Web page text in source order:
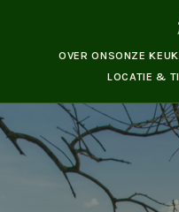
OVER ONSONZE
LOCATIE &